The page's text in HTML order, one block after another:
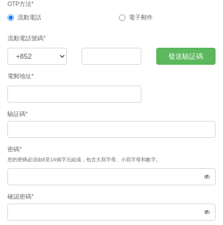
OTP方法*
流動電話
電子郵件
流動電話號碼*
發送驗証碼
電郵地址*
驗証碼*
密碼*
您的密碼必須由8至16個字元組成，包含大寫字母、小寫字母和數字。
確認密碼*